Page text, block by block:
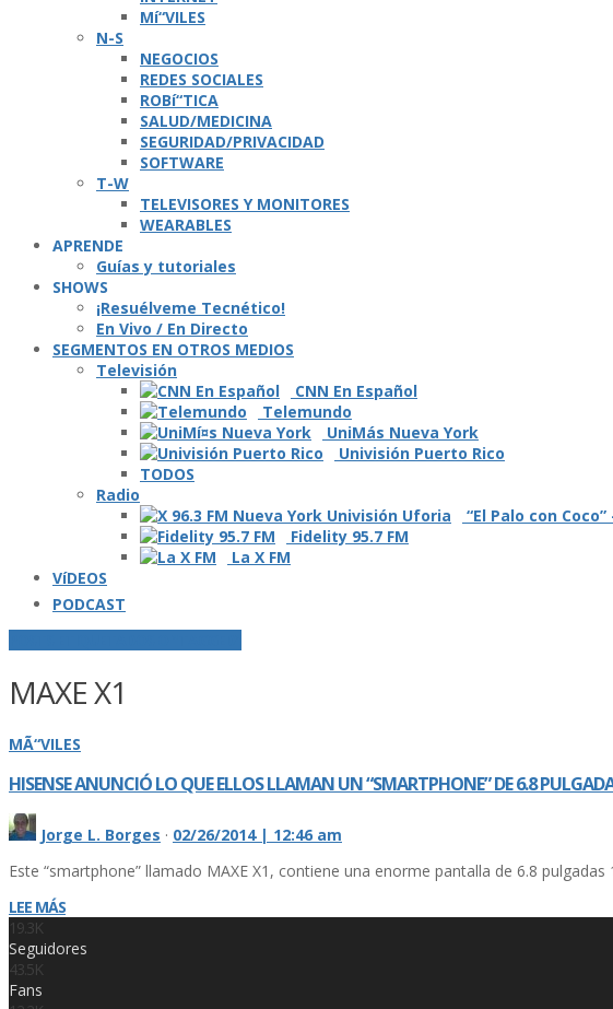
Mí“VILES
N-S
NEGOCIOS
REDES SOCIALES
ROBí“TICA
SALUD/MEDICINA
SEGURIDAD/PRIVACIDAD
SOFTWARE
T-W
TELEVISORES Y MONITORES
WEARABLES
APRENDE
Guí­as y tutoriales
SHOWS
¡Resuélveme Tecnético!
En Vivo / En Directo
SEGMENTOS EN OTROS MEDIOS
Televisión
CNN En Español
Telemundo
UniMás Nueva York
Univisión Puerto Rico
TODOS
Radio
“El Palo con Coco”
Fidelity 95.7 FM
La X FM
VíDEOS
PODCAST
MAXE X1
MÃ“VILES
HISENSE ANUNCIÓ LO QUE ELLOS LLAMAN UN “SMARTPHONE” DE 6.8
Jorge L. Borges · 02/26/2014 | 12:46 am
Este “smartphone” llamado MAXE X1, contiene una enorme pantalla de 6.8 pulgadas
LEE MÁS
19.3K
Seguidores
43.5K
Fans